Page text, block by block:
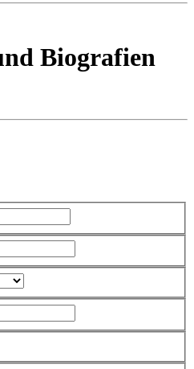
Biografien